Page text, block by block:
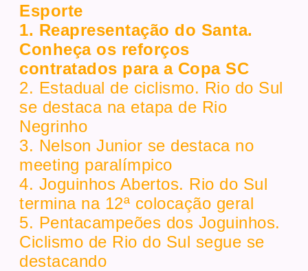
Esporte
1. Reapresentação do Santa.
Conheça os reforços
contratados para a Copa SC
2. Estadual de ciclismo. Rio do Sul
se destaca na etapa de Rio
Negrinho
3. Nelson Junior se destaca no
meeting paralímpico
4. Joguinhos Abertos. Rio do Sul
termina na 12ª colocação geral
5. Pentacampeões dos Joguinhos.
Ciclismo de Rio do Sul segue se
destacando